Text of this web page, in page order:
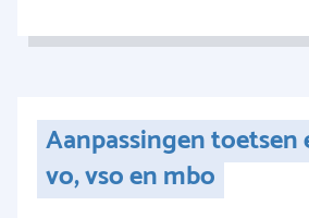
Aanpassingen toetsen
vo, vso en mbo